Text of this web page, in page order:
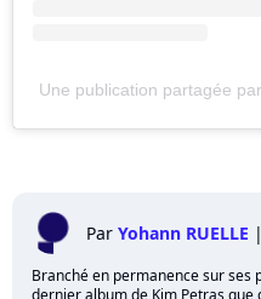
Une publication partagée
Par Yohann RUELLE |
Branché en permanence sur ses
dernier album de Kim Petras